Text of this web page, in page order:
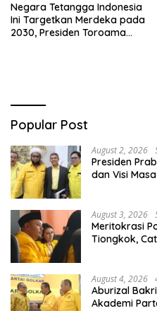
Negara Tetangga Indonesia
Ini Targetkan Merdeka pada
2030, Presiden Toroama
Popular Post
August 2, 2026
Presiden
dan Visi
August 3, 2026
Meritokrasi
Tiongkok,
August 4, 2026
Aburizal
Akademi